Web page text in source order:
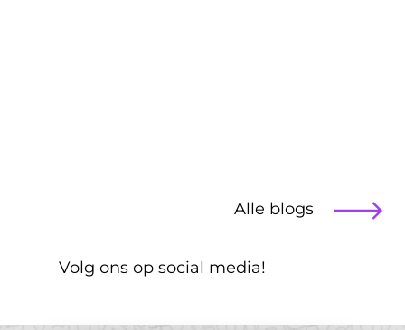
Stockfoto's: Wat werkt
voor jouw doelgroep?
Alle blogs
Volg ons op social media!